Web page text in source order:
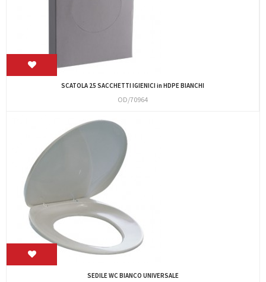
SCATOLA 25 SACCHETTI IGIENICI in HDPE BIANCHI
OD/70964
SEDILE WC BIANCO UNIVERSALE